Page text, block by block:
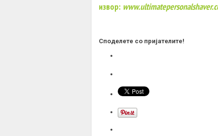
извор:
Споделете со пријателите!